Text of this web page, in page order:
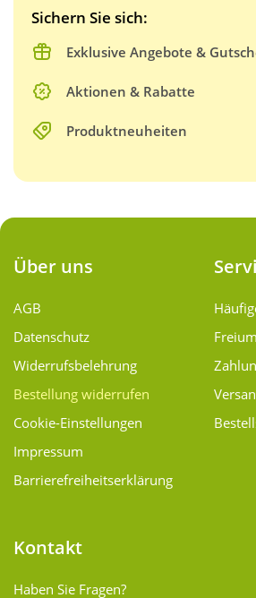
Sichern Sie sich:
Exklusive Angebote &
Aktionen & Rabatte
Produktneuheiten
Über uns
AGB
Datenschutz
Widerrufsbelehrung
Bestellung widerrufen
Cookie-Einstellungen
Impressum
Barrierefreiheitserklärung
Kontakt
Haben Sie Fragen?